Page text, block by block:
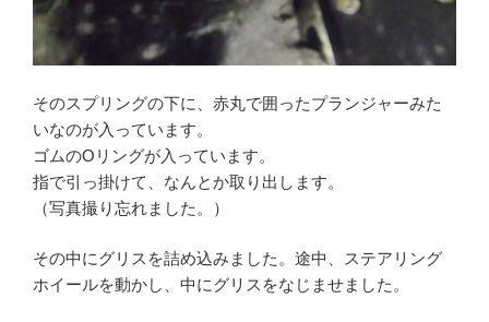
そのスプリングの下に、赤丸で囲ったプランジャーみた
いなのが入っています。
ゴムのOリングが入っています。
指で引っ掛けて、なんとか取り出します。
（写真撮り忘れました。）
その中にグリスを詰め込みました。途中、ステアリング
ホイールを動かし、中にグリスをなじませました。